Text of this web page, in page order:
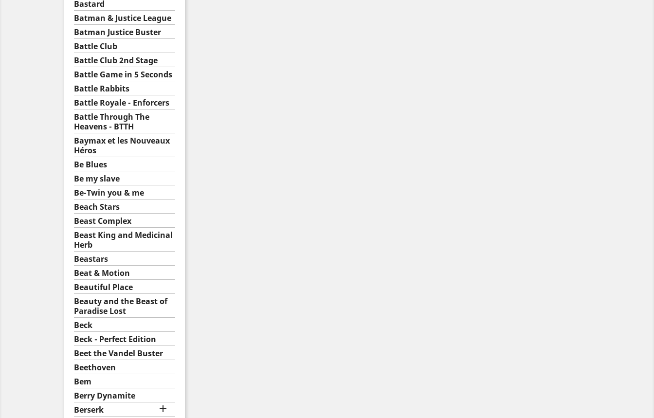
Bastard
Batman & Justice League
Batman Justice Buster
Battle Club
Battle Club 2nd Stage
Battle Game in 5 Seconds
Battle Rabbits
Battle Royale - Enforcers
Battle Through The
Heavens - BTTH
Baymax et les Nouveaux
Héros
Be Blues
Be my slave
Be-Twin you & me
Beach Stars
Beast Complex
Beast King and Medicinal
Herb
Beastars
Beat & Motion
Beautiful Place
Beauty and the Beast of
Paradise Lost
Beck
Beck - Perfect Edition
Beet the Vandel Buster
Beethoven
Bem
Berry Dynamite
Berserk
